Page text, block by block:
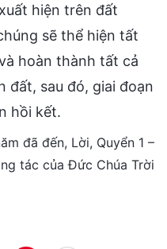
hiện trên đất
sẽ thể hiện tất
hoàn thành tất cả
đất, sau đó, giai đoạn
hồi kết.
đã đến, Lời, Quyển 1 –
tác của Đức Chúa Trời